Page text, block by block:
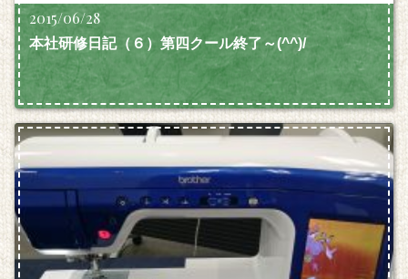
2015/06/28
本社研修日記（６）第四クール終了～(^^)/